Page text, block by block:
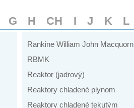
G H CH I J K L
Rankine William John Macquorn
RBMK
Reaktor (jadrový)
Reaktory chladené plynom
Reaktory chladené tekutým